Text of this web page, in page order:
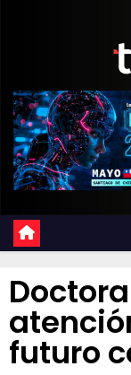
futuro